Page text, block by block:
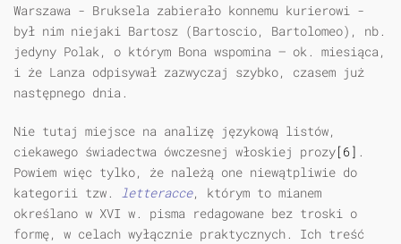
Warszawa - Bruksela zabierało konnemu kurierowi -
był nim niejaki Bartosz (Bartoscio, Bartolomeo), nb.
jedyny Polak, o którym Bona wspomina — ok. miesiąca,
i że Lanza odpisywał zazwyczaj szybko, czasem już
następnego dnia.
Nie tutaj miejsce na analizę językową listów,
ciekawego świadectwa ówczesnej włoskiej prozy[6] .
Powiem więc tylko, że należą one niewątpliwie do
kategorii tzw. letteracce, którym to mianem
określano w XVI w. pisma redagowane bez troski o
formę, w celach wyłącznie praktycznych. Ich treść